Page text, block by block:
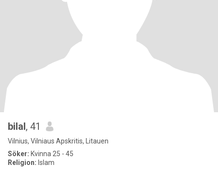
bilal, 41
Vilnius, Vilniaus Apskritis, Litauen
Söker: Kvinna 25 - 45
Religion: Islam